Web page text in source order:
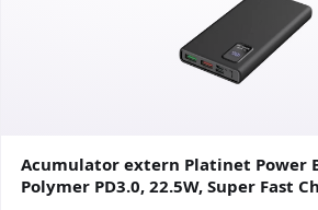
Acumulator extern Platinet Power
Polymer PD3.0, 22.5W, Super Fast